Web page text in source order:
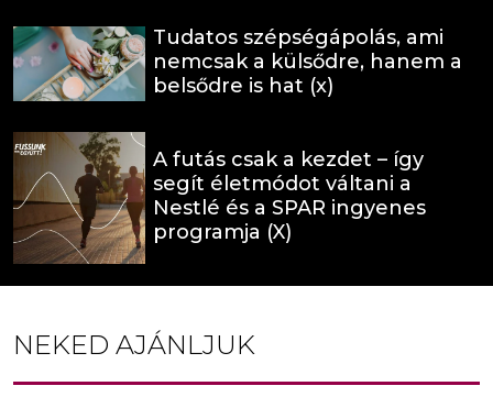
Tudatos szépségápolás, ami
nemcsak a külsődre, hanem a
belsődre is hat (x)
A futás csak a kezdet – így
segít életmódot váltani a
Nestlé és a SPAR ingyenes
programja (X)
NEKED AJÁNLJUK